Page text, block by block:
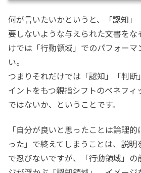
何が言いたいかというと、「認知」
要しないような与えられた文書を
けでは「行動領域」でのパフォー
い。
つまりそれだけでは「認知」「判
イントをもつ親指シフトのベネフィ
ではないか、ということです。
「自分が良いと思ったことは論理
った」で終えてしまうことは、説明
で忍びないですが、「行動領域」の